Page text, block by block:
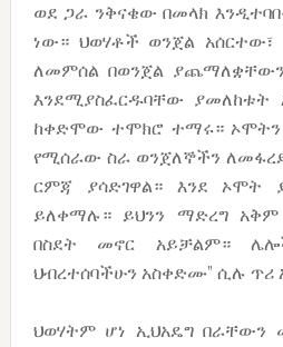
ወደ ጋራ ንቅናቄው በመላክ
ነው። ህወሃቶች ወንጀል
ለመምሰል በወንጀል
እንደሚያስፈርዱባቸው ያመለከቱት
ከቀድሞው ተሞክሮ ተማሩ።
የሚሰራው ስራ ወንጀለኞችን
ርምጃ ያሳድገዋል። እንደ ኦሞት
ይለቀማሉ። ይህንን ማድረግ
በስደት መኖር አይቻልም።
ህብረተሰባችሁን አስቀድሙ” ሲሉ ጥሪ
ህወሃትም ሆነ ኢህአዴግ